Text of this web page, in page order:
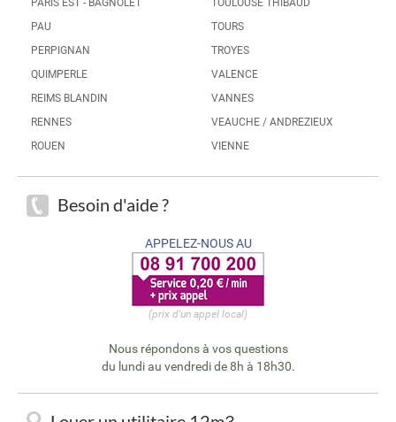
PARIS EST - BAGNOLET
PAU
PERPIGNAN
QUIMPERLE
REIMS BLANDIN
RENNES
ROUEN
TOULOUSE THIBAUD
TOURS
TROYES
VALENCE
VANNES
VEAUCHE / ANDREZIEUX
VIENNE
Besoin d'aide ?
APPELEZ-NOUS AU
(prix d'un appel local)
Nous répondons à vos questions
du lundi au vendredi de 8h à 18h30.